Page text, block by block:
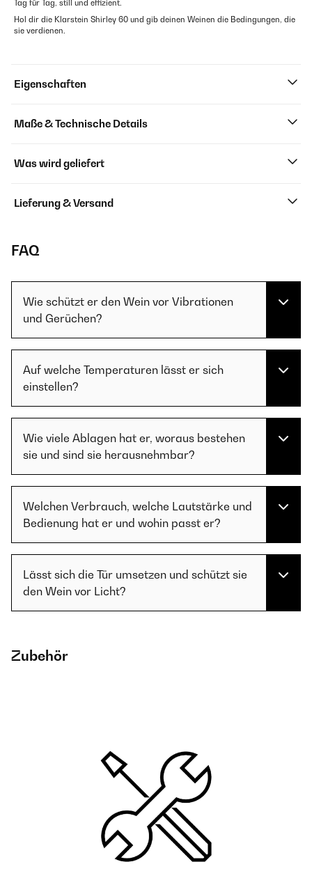
Tag für Tag, still und effizient.
Hol dir die Klarstein Shirley 60 und gib deinen Weinen die Bedingungen, die
sie verdienen.
Eigenschaften
Maße & Technische Details
Was wird geliefert
Lieferung & Versand
FAQ
Wie schützt er den Wein vor Vibrationen
und Gerüchen?
Auf welche Temperaturen lässt er sich
einstellen?
Wie viele Ablagen hat er, woraus bestehen
sie und sind sie herausnehmbar?
Welchen Verbrauch, welche Lautstärke und
Bedienung hat er und wohin passt er?
Lässt sich die Tür umsetzen und schützt sie
den Wein vor Licht?
Zubehör